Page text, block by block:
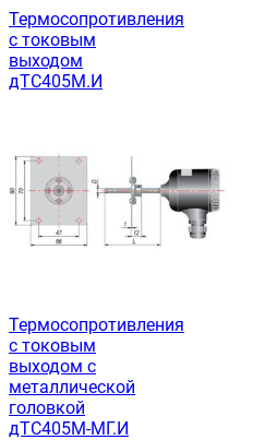
Термосопротивления
с токовым
выходом
дТС405М.И
Термосопротивления
с токовым
выходом с
металлической
головкой
дТС405М-МГ.И